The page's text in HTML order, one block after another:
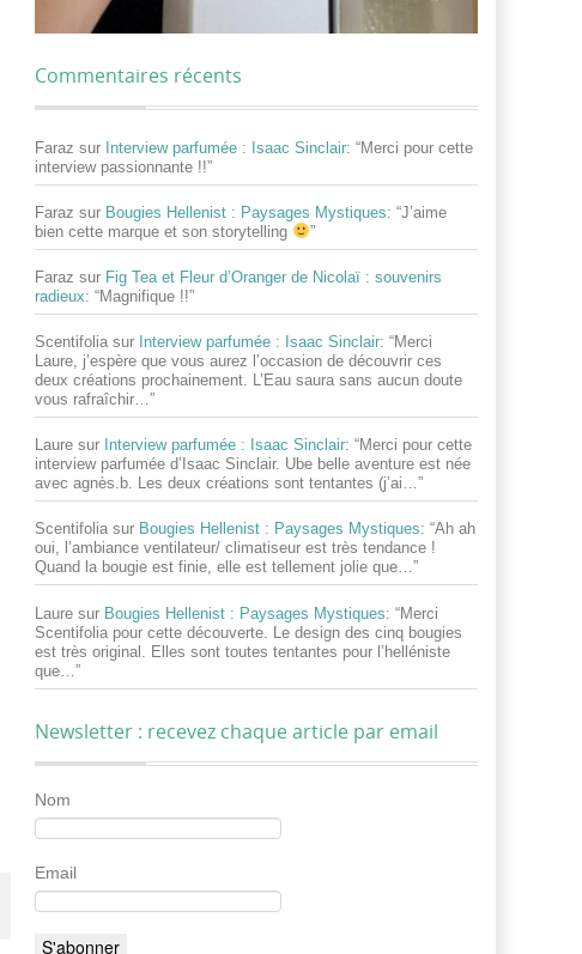
Commentaires récents
Faraz sur Interview parfumée : Isaac Sinclair: “Merci pour cette
interview passionnante !!”
Faraz sur Bougies Hellenist : Paysages Mystiques: “J’aime
bien cette marque et son storytelling
”
Faraz sur Fig Tea et Fleur d’Oranger de Nicolaï : souvenirs
radieux: “Magnifique !!”
Scentifolia sur Interview parfumée : Isaac Sinclair: “Merci
Laure, j’espère que vous aurez l’occasion de découvrir ces
deux créations prochainement. L’Eau saura sans aucun doute
vous rafraîchir…”
Laure sur Interview parfumée : Isaac Sinclair: “Merci pour cette
interview parfumée d’Isaac Sinclair. Ube belle aventure est née
avec agnès.b. Les deux créations sont tentantes (j’ai…”
Scentifolia sur Bougies Hellenist : Paysages Mystiques: “Ah ah
oui, l’ambiance ventilateur/ climatiseur est très tendance !
Quand la bougie est finie, elle est tellement jolie que…”
Laure sur Bougies Hellenist : Paysages Mystiques: “Merci
Scentifolia pour cette découverte. Le design des cinq bougies
est très original. Elles sont toutes tentantes pour l’helléniste
que… ”
Newsletter : recevez chaque article par email
Nom
Email